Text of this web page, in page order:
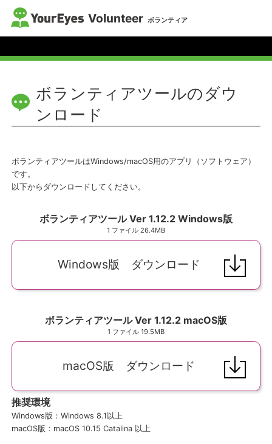
Volunteer ボランティア
ボランティアツールのダウ
ンロード
ボランティアツールはWindows/macOS用のアプリ（ソフトウェア）
です。
以下からダウンロードしてください。
ボランティアツール Ver 1.12.2 Windows版
1 ファイル 26.4MB
Windows版 ダウンロード
ボランティアツール Ver 1.12.2 macOS版
1 ファイル 19.5MB
macOS版 ダウンロード
推奨環境
Windows版：Windows 8.1以上
macOS版：macOS 10.15 Catalina 以上